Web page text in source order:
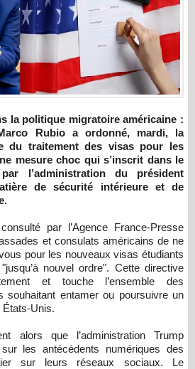
Rubio a ordonné, mardi, la
du traitement des visas pour les
mesure choc qui s’inscrit dans le
l’administration du président
de sécurité intérieure et de
par l’Agence France-Presse
et consulats américains de ne
pour les nouveaux visas étudiants
nouvel ordre". Cette directive
et touche l’ensemble des
souhaitant entamer ou poursuivre un
Unis.
alors que l’administration Trump
les antécédents numériques des
sur leurs réseaux sociaux. Le